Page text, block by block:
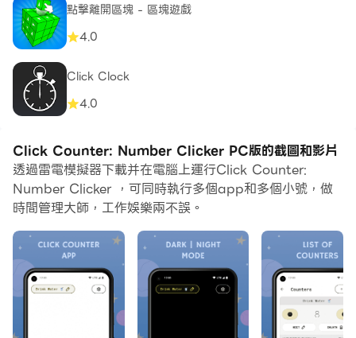
點擊離開區塊 - 區塊遊戲
4.0
Click Clock
4.0
Click Counter: Number Clicker PC版的截圖和影片
透過雷電模擬器下載并在電腦上運行Click Counter:
Number Clicker ，可同時執行多個app和多個小號，做
時間管理大師，工作娛樂兩不誤。